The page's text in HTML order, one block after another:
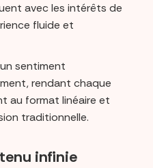
avec les intérêts de
fluide et
sentiment
rendant chaque
au format linéaire et
traditionnelle.
infinie